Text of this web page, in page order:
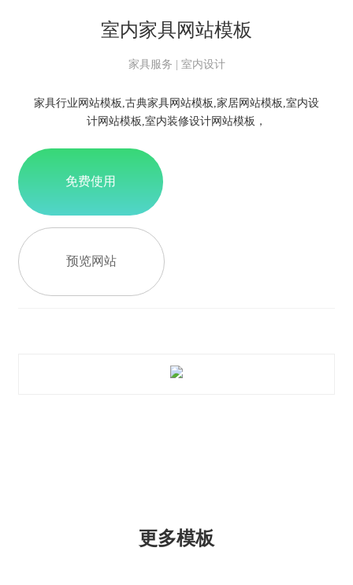
室内家具网站模板
家具服务 | 室内设计
家具行业网站模板,古典家具网站模板,家居网站模板,室内设
计网站模板,室内装修设计网站模板，
免费使用
预览网站
更多模板